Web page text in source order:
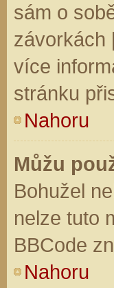
sám o
závorkách
více
stránku
Nahoru
Můžu
Bohužel
nelze tuto
BBCode
Nahoru